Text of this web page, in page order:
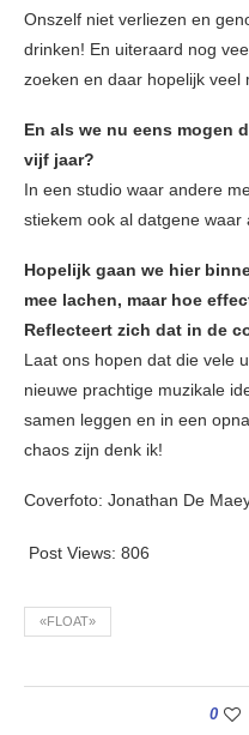
Onszelf niet verliezen en
drinken! En uiteraard nog
zoeken en daar hopelijk veel
En als we nu eens mogen
vijf jaar?
In een studio waar andere
stiekem ook al datgene
Hopelijk gaan we hier
mee lachen, maar hoe
Reflecteert zich dat in de
Laat ons hopen dat die vele
nieuwe prachtige muzikale
samen leggen en in een
chaos zijn denk ik!
Coverfoto: Jonathan De
Post Views: 806
«FLOAT»
0